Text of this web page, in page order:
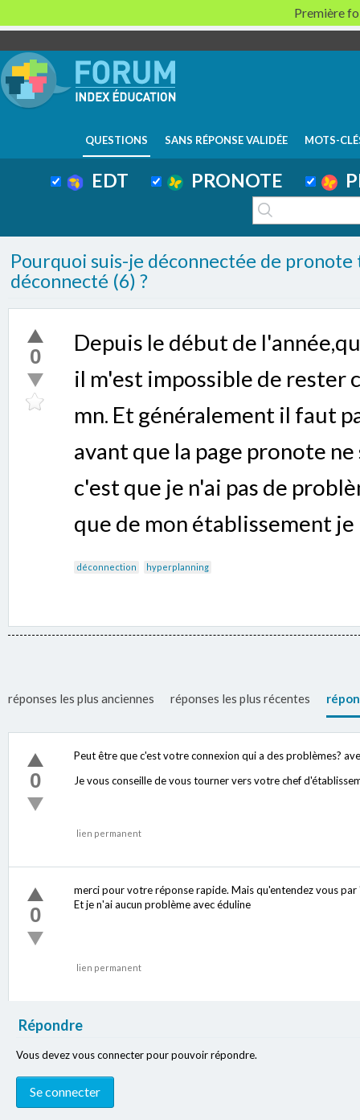
QUESTIONS SANS RÉPONSE VALIDÉE MOTS-
EDT PRONOTE
Pourquoi suis-je déconnectée de
déconnecté (6) ?
0
Depuis le début de
il m'est impossible de rester
mn. Et généralement il faut
avant que la page pronote
c'est que je n'ai pas de
que de mon établissement
déconnection hyperplanning
réponses les plus anciennes réponses les plus récentes
0
Peut être que c'est votre connexion qui a des problèmes?
Je vous conseille de vous tourner vers votre chef
lien permanent
0
merci pour votre réponse rapide. Mais qu'entendez vous
Et je n'ai aucun problème avec éduline
lien permanent
Répondre
Vous devez vous connecter pour pouvoir répondre.
Première